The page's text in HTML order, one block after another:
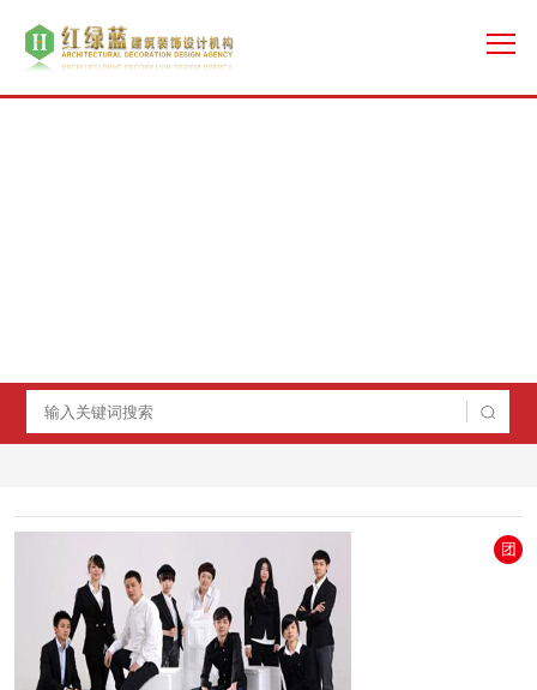
团